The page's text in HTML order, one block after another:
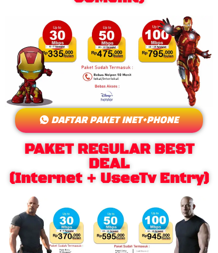
DAFTAR PAKET INET+PHONE
PAKET REGULAR BEST
DEAL
(Internet + UseeTv Entry)